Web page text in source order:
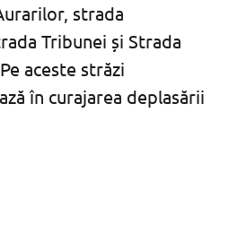
strada
Tribunei și Strada
aceste străzi
în curajarea deplasării